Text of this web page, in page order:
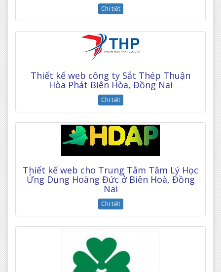
Chi tiết
Thiết kế web công ty Sắt Thép Thuận
Hòa Phát Biên Hòa, Đồng Nai
Chi tiết
Thiết kế web cho Trung Tâm Tâm Lý Học
Ứng Dụng Hoàng Đức ở Biên Hoà, Đồng
Nai
Chi tiết